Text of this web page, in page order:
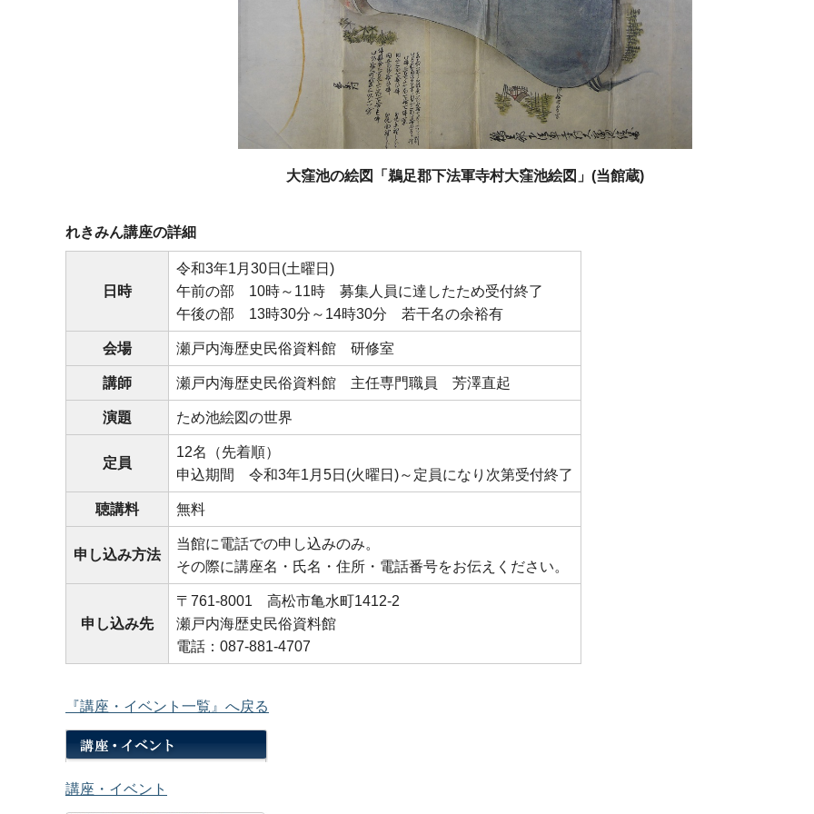
大窪池の絵図「鵜足郡下法軍寺村大窪池絵図」(当館蔵)
れきみん講座の詳細
日時
令和3年1月30日(土曜日)
午前の部 10時～11時 募集人員に達したため受付終了
午後の部 13時30分～14時30分 若干名の余裕有
会場 瀬戸内海歴史民俗資料館 研修室
講師 瀬戸内海歴史民俗資料館 主任専門職員 芳澤直起
演題 ため池絵図の世界
定員
12名（先着順）
申込期間 令和3年1月5日(火曜日)～定員になり次第受付終了
聴講料 無料
申し込み方法
当館に電話での申し込みのみ。
その際に講座名・氏名・住所・電話番号をお伝えください。
申し込み先
〒761-8001 高松市亀水町1412-2
瀬戸内海歴史民俗資料館
電話：087-881-4707
『講座・イベント一覧』へ戻る
講座・イベント